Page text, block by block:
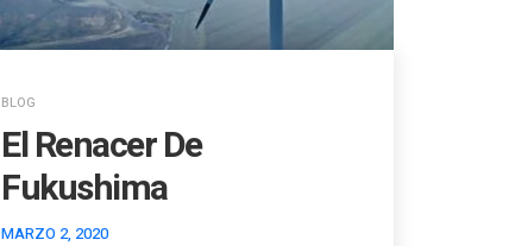
BLOG
El Renacer De
Fukushima
MARZO 2, 2020